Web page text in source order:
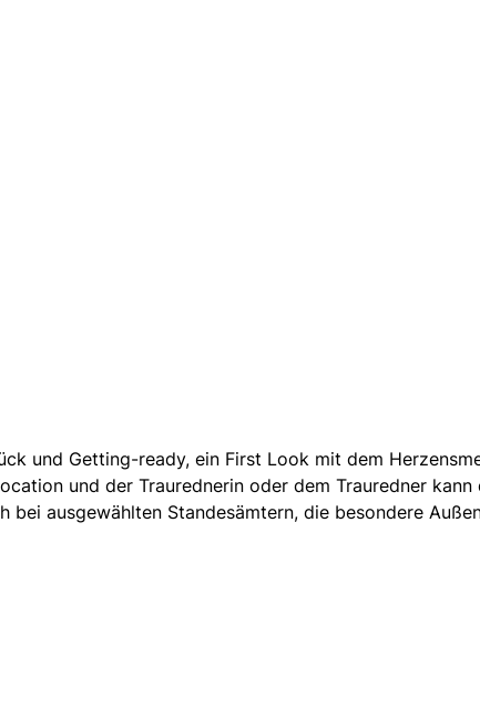
und Getting-ready, ein First Look mit dem
und der Traurednerin oder dem Trauredner kann
ausgewählten Standesämtern, die besondere